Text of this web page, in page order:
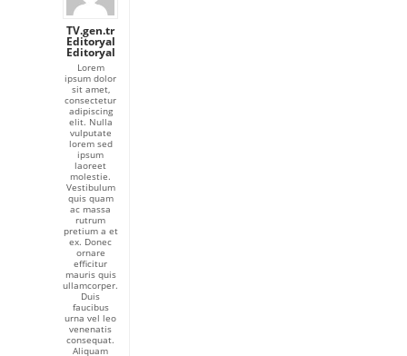
TV.gen.tr
Editoryal
Editoryal
Lorem
ipsum dolor
sit amet,
consectetur
adipiscing
elit. Nulla
vulputate
lorem sed
ipsum
laoreet
molestie.
Vestibulum
quis quam
ac massa
rutrum
pretium a et
ex. Donec
ornare
efficitur
mauris quis
ullamcorper.
Duis
faucibus
urna vel leo
venenatis
consequat.
Aliquam